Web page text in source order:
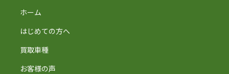
ホーム
はじめての方へ
買取車種
お客様の声